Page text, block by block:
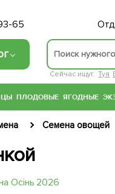
65
Сейчас ищут: Туя
ПЛОДОВЫЕ ЯГОДНЫЕ
Семена овощей